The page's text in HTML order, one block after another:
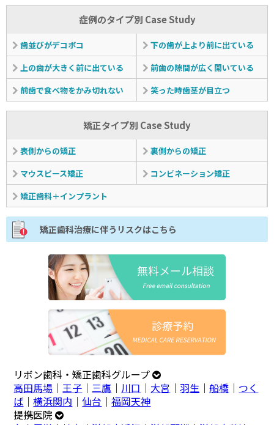
症例のタイプ別 Case Study
歯並びがデコボコ
下の歯が上より前に出ている
上の歯が大きく前に出ている
前歯の隙間が広く開いている
前歯で食べ物をかみ切れない
笑った時歯茎が目立つ
矯正タイプ別 Case Study
表側からの矯正
裏側からの矯正
マウスピース矯正
コンビネーション矯正
矯正歯科＋インプラント
矯正歯科治療に伴うリスクはこちら
リボン歯科・矯正歯科グループ
高田馬場 ｜ 王子 ｜ 三鷹 ｜ 川口 ｜ 大宮 ｜羽生 ｜船橋 ｜ つく
ば ｜横浜関内 ｜仙台 ｜福岡天神
提携医院